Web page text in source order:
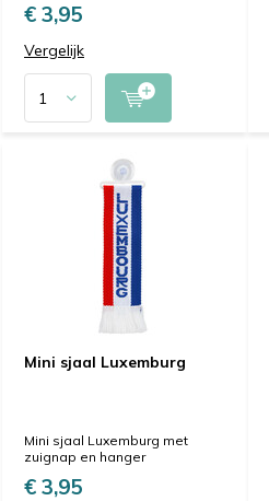
€ 3,95
Vergelijk
Mini sjaal Luxemburg
Mini sjaal Luxemburg met
zuignap en hanger
€ 3,95